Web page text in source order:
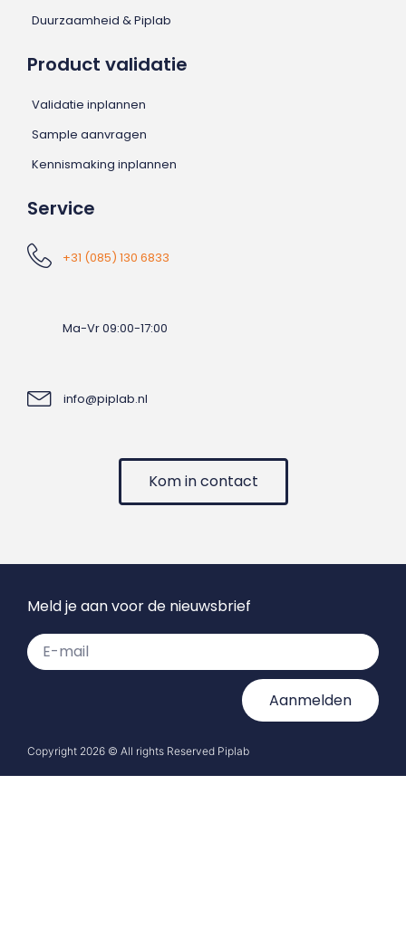
Duurzaamheid & Piplab
Product validatie
Validatie inplannen
Sample aanvragen
Kennismaking inplannen
Service
+31 (085) 130 6833
Ma-Vr 09:00-17:00
info@piplab.nl
Kom in contact
Copyright 2026 © All rights Reserved Piplab
Meld je aan voor de nieuwsbrief
Aanmelden